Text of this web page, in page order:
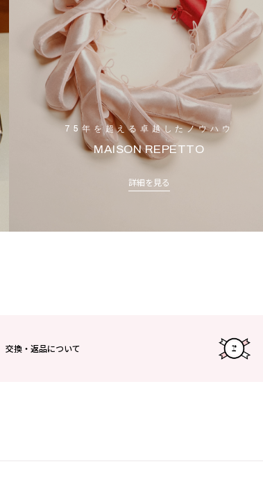
75年を超える卓越したノウハウ
MAISON REPETTO
詳細を見る
交換・返品について